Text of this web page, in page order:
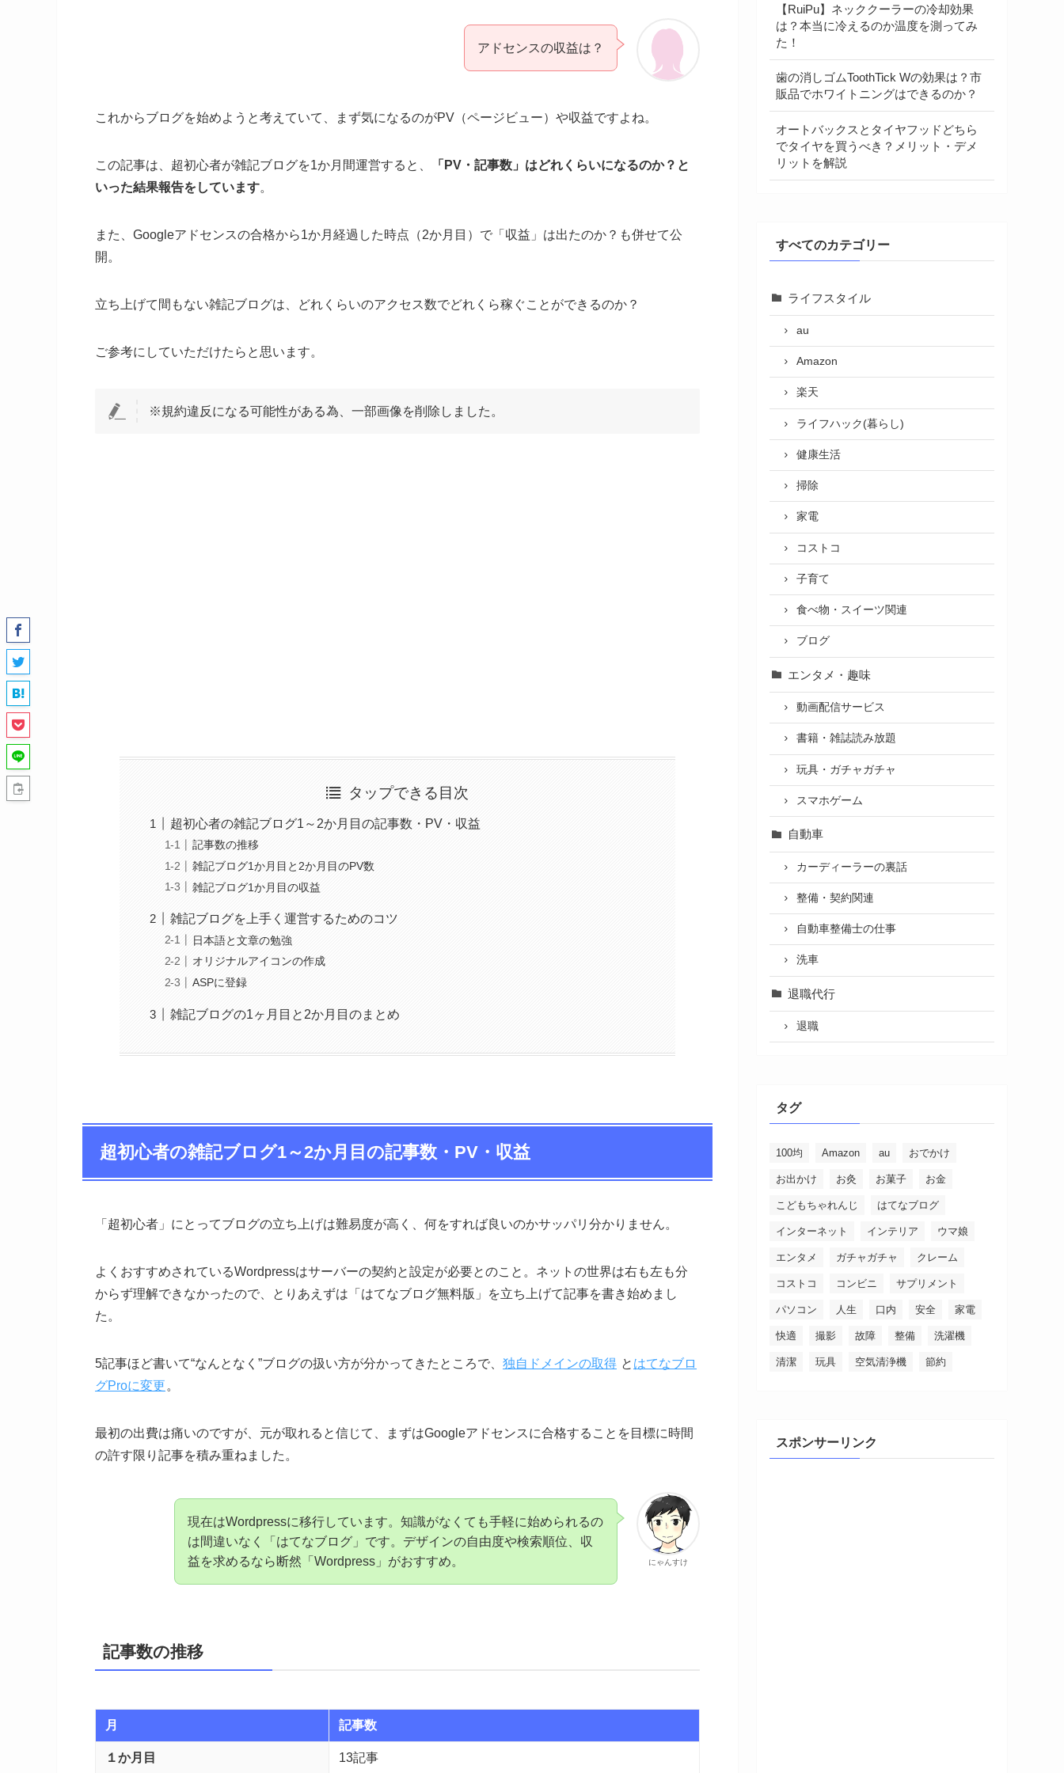
アドセンスの収益は？
これからブログを始めようと考えていて、まず気になるのがPV（ページビュー）や収益ですよね。
この記事は、超初心者が雑記ブログを1か月間運営すると、
「PV・記事数」はどれくらいになるのか？と
いった結果報告をしています。
また、Googleアドセンスの合格から1か月経過した時点（2か月目）で「収益」は出たのか？も併せて公
開。
立ち上げて間もない雑記ブログは、どれくらいのアクセス数でどれくら稼ぐことができるのか？
ご参考にしていただけたらと思います。
※規約違反になる可能性がある為、一部画像を削除しました。
タップできる目次
超初心者の雑記ブログ1～2か月目の記事数・PV・収益
記事数の推移
雑記ブログ1か月目と2か月目のPV数
雑記ブログ1か月目の収益
雑記ブログを上手く運営するためのコツ
日本語と文章の勉強
オリジナルアイコンの作成
ASPに登録
雑記ブログの1ヶ月目と2か月目のまとめ
超初心者の雑記ブログ1～2か月目の記事数・PV・収益
「超初心者」にとってブログの立ち上げは難易度が高く、何をすれば良いのかサッパリ分かりません。
よくおすすめされているWordpressはサーバーの契約と設定が必要とのこと。ネットの世界は右も左も分
からず理解できなかったので、とりあえずは「はてなブログ無料版」を立ち上げて記事を書き始めまし
た。
5記事ほど書いて“なんとなく”ブログの扱い方が分かってきたところで、 独自ドメインの取得 と はてなブロ
グProに変更 。
最初の出費は痛いのですが、元が取れると信じて、まずはGoogleアドセンスに合格することを目標に時間
の許す限り記事を積み重ねました。
にゃんすけ
現在はWordpressに移行しています。知識がなくても手軽に始められるの
は間違いなく「はてなブログ」です。デザインの自由度や検索順位、収
益を求めるなら断然「Wordpress」がおすすめ。
記事数の推移
月 記事数
１か月目 13記事
【RuiPu】ネッククーラーの冷却効果
は？本当に冷えるのか温度を測ってみ
た！
歯の消しゴムToothTick Wの効果は？市
販品でホワイトニングはできるのか？
オートバックスとタイヤフッドどちら
でタイヤを買うべき？メリット・デメ
リットを解説
すべてのカテゴリー
ライフスタイル
au
Amazon
楽天
ライフハック(暮らし)
健康生活
掃除
家電
コストコ
子育て
食べ物・スイーツ関連
ブログ
エンタメ・趣味
動画配信サービス
書籍・雑誌読み放題
玩具・ガチャガチャ
スマホゲーム
自動車
カーディーラーの裏話
整備・契約関連
自動車整備士の仕事
洗車
退職代行
退職
タグ
100均 Amazon au おでかけ
お出かけ お灸 お菓子 お金
こどもちゃれんじ はてなブログ
インターネット インテリア ウマ娘
エンタメ ガチャガチャ クレーム
コストコ コンビニ サプリメント
パソコン 人生 口内 安全 家電
快適 撮影 故障 整備 洗濯機
清潔 玩具 空気清浄機 節約
スポンサーリンク